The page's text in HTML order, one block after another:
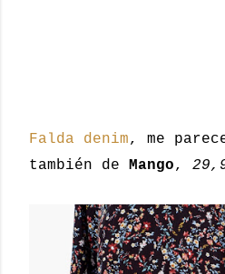
Falda denim, me
también de Mango,